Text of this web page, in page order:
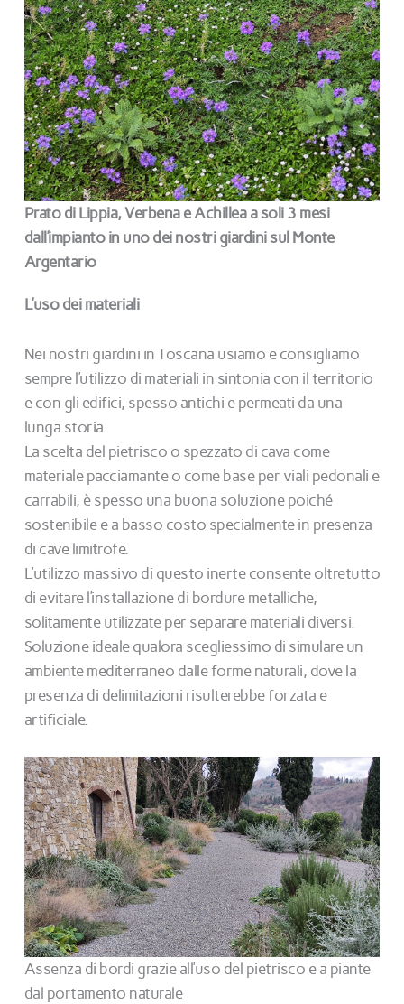
Prato di Lippia, Verbena e Achillea a soli 3 mesi
dall’impianto in uno dei nostri giardini sul Monte
Argentario
L’uso dei materiali
Nei nostri giardini in Toscana usiamo e consigliamo
sempre l’utilizzo di materiali in sintonia con il territorio
e con gli edifici, spesso antichi e permeati da una
lunga storia.
La scelta del pietrisco o spezzato di cava come
materiale pacciamante o come base per viali pedonali e
carrabili, è spesso una buona soluzione poiché
sostenibile e a basso costo specialmente in presenza
di cave limitrofe.
L’utilizzo massivo di questo inerte consente oltretutto
di evitare l’installazione di bordure metalliche,
solitamente utilizzate per separare materiali diversi.
Soluzione ideale qualora scegliessimo di simulare un
ambiente mediterraneo dalle forme naturali, dove la
presenza di delimitazioni risulterebbe forzata e
artificiale.
Assenza di bordi grazie all’uso del pietrisco e a piante
dal portamento naturale